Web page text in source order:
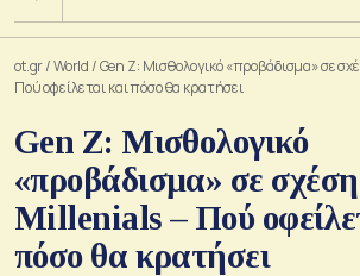
ot.gr/World /Gen Z: Μισθολογικό «προβάδισμα» σε
Πού οφείλεται και πόσο θα κρατήσει
Gen Z: Μισθολογικό
«προβάδισμα» σε
Millenials – Πού
πόσο θα κρατήσει